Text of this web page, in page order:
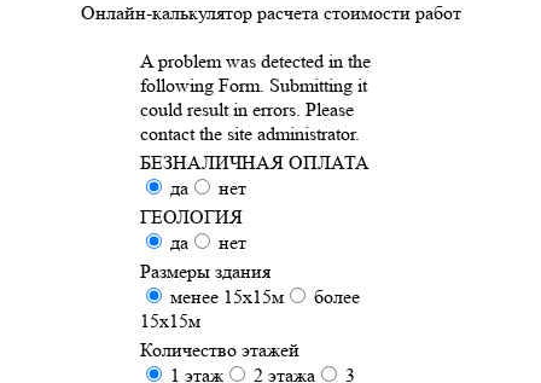
Онлайн-калькулятор расчета стоимости работ
A problem was detected in the
following Form. Submitting it
could result in errors. Please
contact the site administrator.
БЕЗНАЛИЧНАЯ ОПЛАТА
да
нет
ГЕОЛОГИЯ
да
нет
Размеры здания
менее 15х15м
более
15х15м
Количество этажей
1 этаж
2 этажа 3